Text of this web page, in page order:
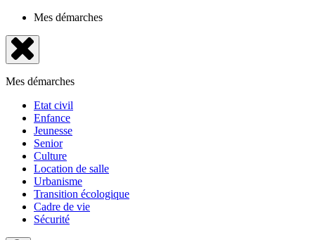
Mes démarches
Fermer
le
menu
Mes démarches
Etat civil
Enfance
Jeunesse
Senior
Culture
Location de salle
Urbanisme
Transition écologique
Cadre de vie
Sécurité